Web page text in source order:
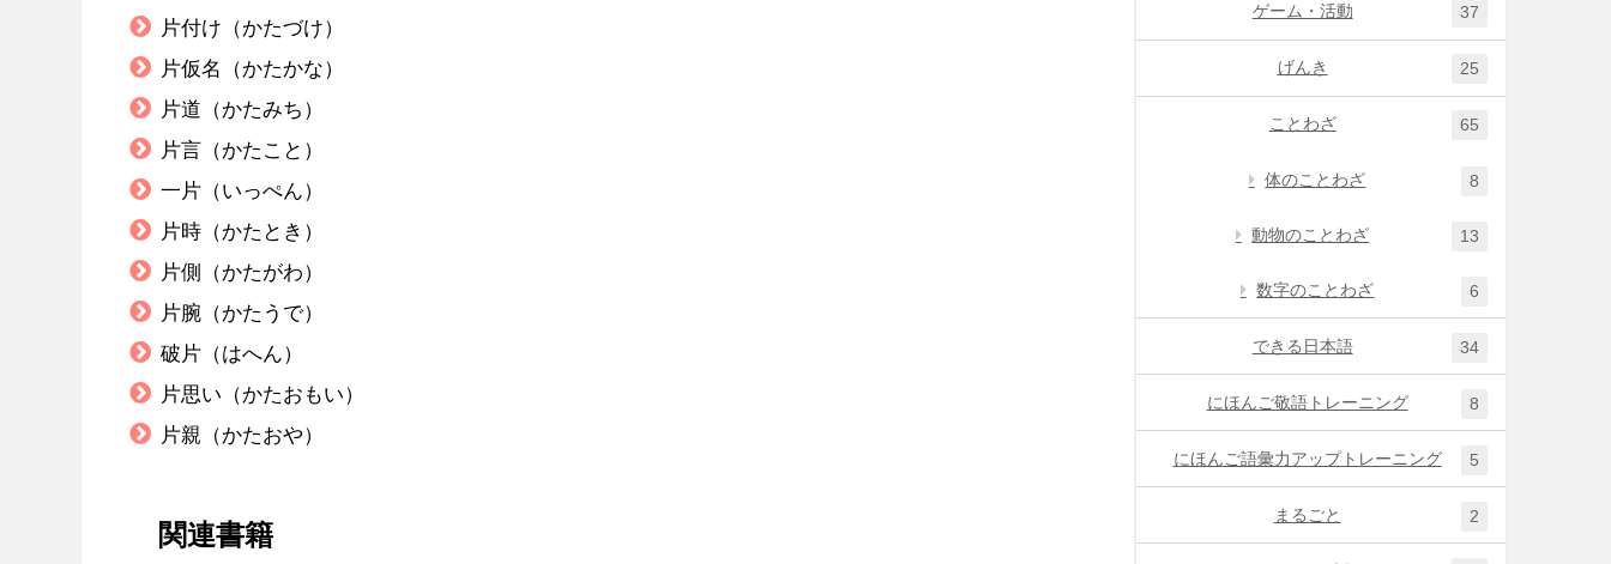
片付け（かたづけ）
片仮名（かたかな）
片道（かたみち）
片言（かたこと）
一片（いっぺん）
片時（かたとき）
片側（かたがわ）
片腕（かたうで）
破片（はへん）
片思い（かたおもい）
片親（かたおや）
関連書籍
ゲーム・活動 37
げんき 25
ことわざ 65
体のことわざ 8
動物のことわざ 13
数字のことわざ 6
できる日本語 34
にほんご敬語トレーニング 8
にほんご語彙力アップトレーニング 5
まるごと 2